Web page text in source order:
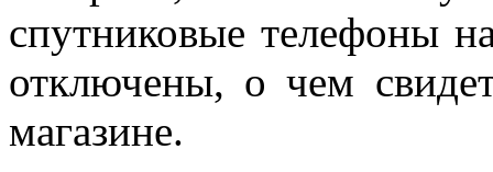
спутниковые телефоны
отключены, о чем
магазине.